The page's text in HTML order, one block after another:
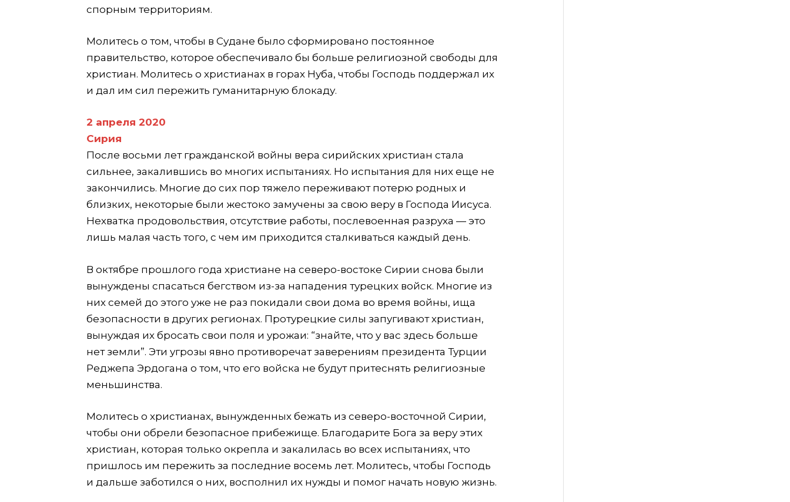
спорным территориям.
Молитесь о том, чтобы в Судане было сформировано постоянное
правительство, которое обеспечивало бы больше религиозной свободы для
христиан. Молитесь о христианах в горах Нуба, чтобы Господь поддержал их
и дал им сил пережить гуманитарную блокаду.
2 апреля 2020
Сирия
После восьми лет гражданской войны вера сирийских христиан стала
сильнее, закалившись во многих испытаниях. Но испытания для них еще не
закончились. Многие до сих пор тяжело переживают потерю родных и
близких, некоторые были жестоко замучены за свою веру в Господа Иисуса.
Нехватка продовольствия, отсутствие работы, послевоенная разруха — это
лишь малая часть того, с чем им приходится сталкиваться каждый день.
В октябре прошлого года христиане на северо-востоке Сирии снова были
вынуждены спасаться бегством из-за нападения турецких войск. Многие из
них семей до этого уже не раз покидали свои дома во время войны, ища
безопасности в других регионах. Протурецкие силы запугивают христиан,
вынуждая их бросать свои поля и урожаи: “знайте, что у вас здесь больше
нет земли”. Эти угрозы явно противоречат заверениям президента Турции
Реджепа Эрдогана о том, что его войска не будут притеснять религиозные
меньшинства.
Молитесь о христианах, вынужденных бежать из северо-восточной Сирии,
чтобы они обрели безопасное прибежище. Благодарите Бога за веру этих
христиан, которая только окрепла и закалилась во всех испытаниях, что
пришлось им пережить за последние восемь лет. Молитесь, чтобы Господь
и дальше заботился о них, восполнил их нужды и помог начать новую жизнь.